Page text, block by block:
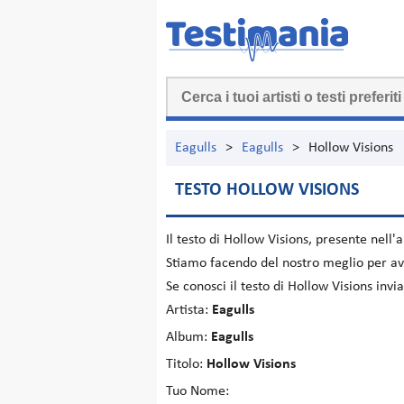
Eagulls > Eagulls > Hollow Visions
TESTO HOLLOW VISIONS
Il testo di Hollow Visions, presente
Stiamo facendo del nostro meglio per
Se conosci il testo di Hollow Visions
Artista: Eagulls
Album: Eagulls
Titolo: Hollow Visions
Tuo Nome: